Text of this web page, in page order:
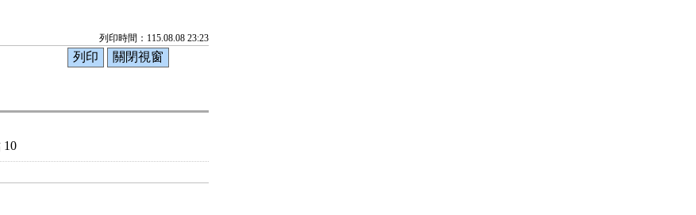
列印時間：115.08.08 23:23
10